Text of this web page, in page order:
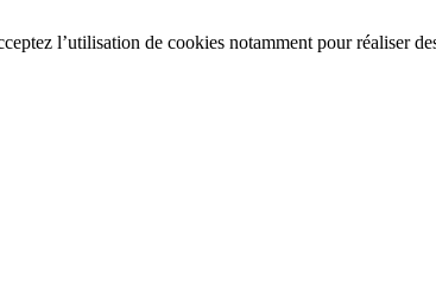
l’utilisation de cookies notamment pour réaliser